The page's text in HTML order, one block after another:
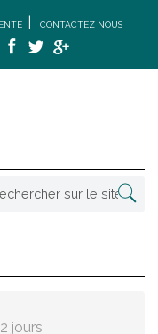
CONTACTEZ NOUS
jours